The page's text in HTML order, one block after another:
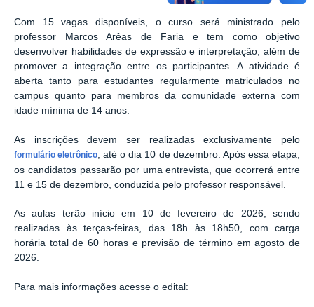
Com 15 vagas disponíveis, o curso será ministrado pelo
professor Marcos Arêas de Faria e tem como objetivo
desenvolver habilidades de expressão e interpretação, além de
promover a integração entre os participantes. A atividade é
aberta tanto para estudantes regularmente matriculados no
campus quanto para membros da comunidade externa com
idade mínima de 14 anos.
As inscrições devem ser realizadas exclusivamente pelo
formulário eletrônico , até o dia 10 de dezembro. Após essa etapa,
os candidatos passarão por uma entrevista, que ocorrerá entre
11 e 15 de dezembro, conduzida pelo professor responsável.
As aulas terão início em 10 de fevereiro de 2026, sendo
realizadas às terças-feiras, das 18h às 18h50, com carga
horária total de 60 horas e previsão de término em agosto de
2026.
Para mais informações acesse o edital: